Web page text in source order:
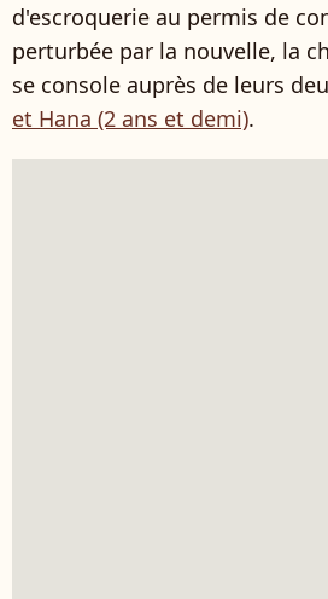
d'escroquerie au permis de
perturbée par la nouvelle, la
se console auprès de leurs
et Hana (2 ans et demi).